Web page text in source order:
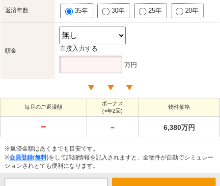
返済年数 35年 30年 25年 20年
頭金 直接入力する
万円
毎月のご返済額
ボーナス
(×年2回)
物件価格
－ － 6,380万円
※返済金額はあくまでも目安です。
※会員登録(無料)をして詳細情報を記入されますと、全物件が自動でシミュレー
ションされとても便利になります。